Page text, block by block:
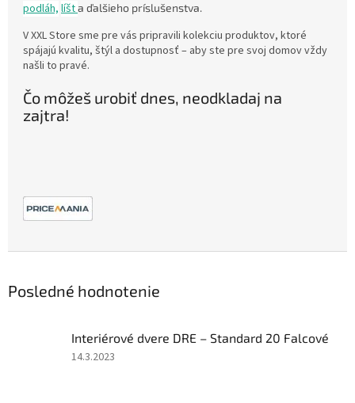
podláh, líšta ďalšieho príslušenstva.
V XXL Store sme pre vás pripravili kolekciu produktov, ktoré
spájajú kvalitu, štýl a dostupnosť – aby ste pre svoj domov vždy
našli to pravé.
Čo môžeš urobiť dnes, neodkladaj na
zajtra!
Posledné hodnotenie
Interiérové dvere DRE – Standard 20 Falcové
Hodnotenie
14.3.2023